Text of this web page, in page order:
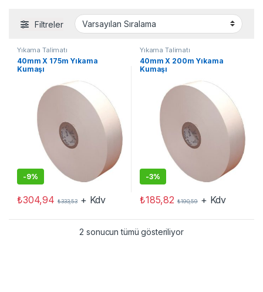
Filtreler
Yıkama Talimatı
40mm X 175m Yıkama
Kumaşı
-9%
₺304,94 ₺333,53+ Kdv
Yıkama Talimatı
40mm X 200m Yıkama
Kumaşı
-3%
₺185,82 ₺190,59+ Kdv
2 sonucun tümü gösteriliyor